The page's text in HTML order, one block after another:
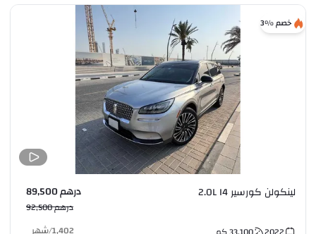
خصم %3
لينكولن كورسير 2.0L I4 درهم 89,500
درهم 92,500
1,402
/شهر